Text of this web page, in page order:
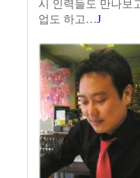
시 인력들도 만나보
업도 하고…J